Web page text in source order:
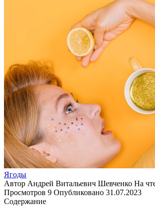
Ягоды
Автор Андрей Витальевич Шевченко На
Просмотров 9 Опубликовано 31.07.2023
Содержание